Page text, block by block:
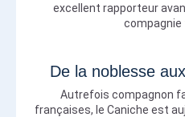
excellent rapporteur
compagnie
De la noblesse
Autrefois compagnon
françaises, le Caniche est